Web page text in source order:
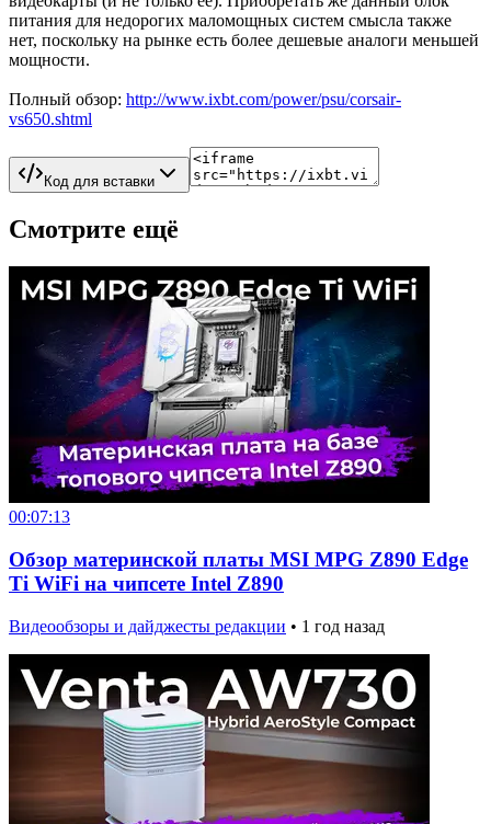
питания для недорогих маломощных систем смысла также
нет, поскольку на рынке есть более дешевые аналоги меньшей
мощности.
Полный обзор: http://www.ixbt.com/power/psu/corsair-
vs650.shtml
Код для вставки
Смотрите ещё
00:07:13
Обзор материнской платы MSI MPG Z890 Edge
Ti WiFi на чипсете Intel Z890
Видеообзоры и дайджесты редакции • 1 год назад